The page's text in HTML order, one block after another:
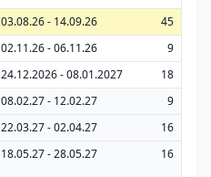
03.08.26 - 14.09.26
45
02.11.26 - 06.11.26
9
24.12.2026 - 08.01.2027
18
08.02.27 - 12.02.27
9
22.03.27 - 02.04.27
16
18.05.27 - 28.05.27 16